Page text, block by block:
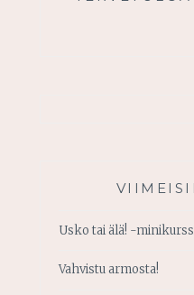
Usko tai älä! -
Vahvistu armosta!